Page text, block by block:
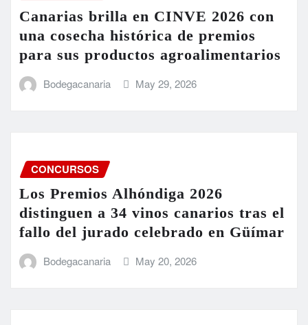
Canarias brilla en CINVE 2026 con
una cosecha histórica de premios
para sus productos agroalimentarios
Bodegacanaria May 29, 2026
CONCURSOS
Los Premios Alhóndiga 2026
distinguen a 34 vinos canarios tras el
fallo del jurado celebrado en Güímar
Bodegacanaria May 20, 2026